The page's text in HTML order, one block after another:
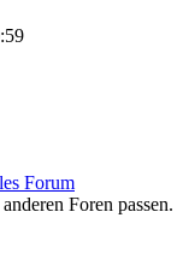
Forum
Foren passen.